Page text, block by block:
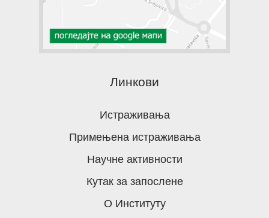
Линкови
Истраживања
Примењена истраживања
Научне активности
Кутак за запослене
О Институту